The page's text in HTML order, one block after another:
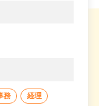
務 経理